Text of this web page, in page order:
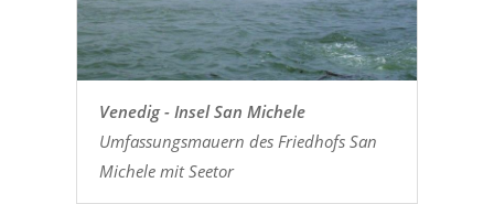
Venedig - Insel San Michele
Umfassungsmauern des Friedhofs San
Michele mit Seetor